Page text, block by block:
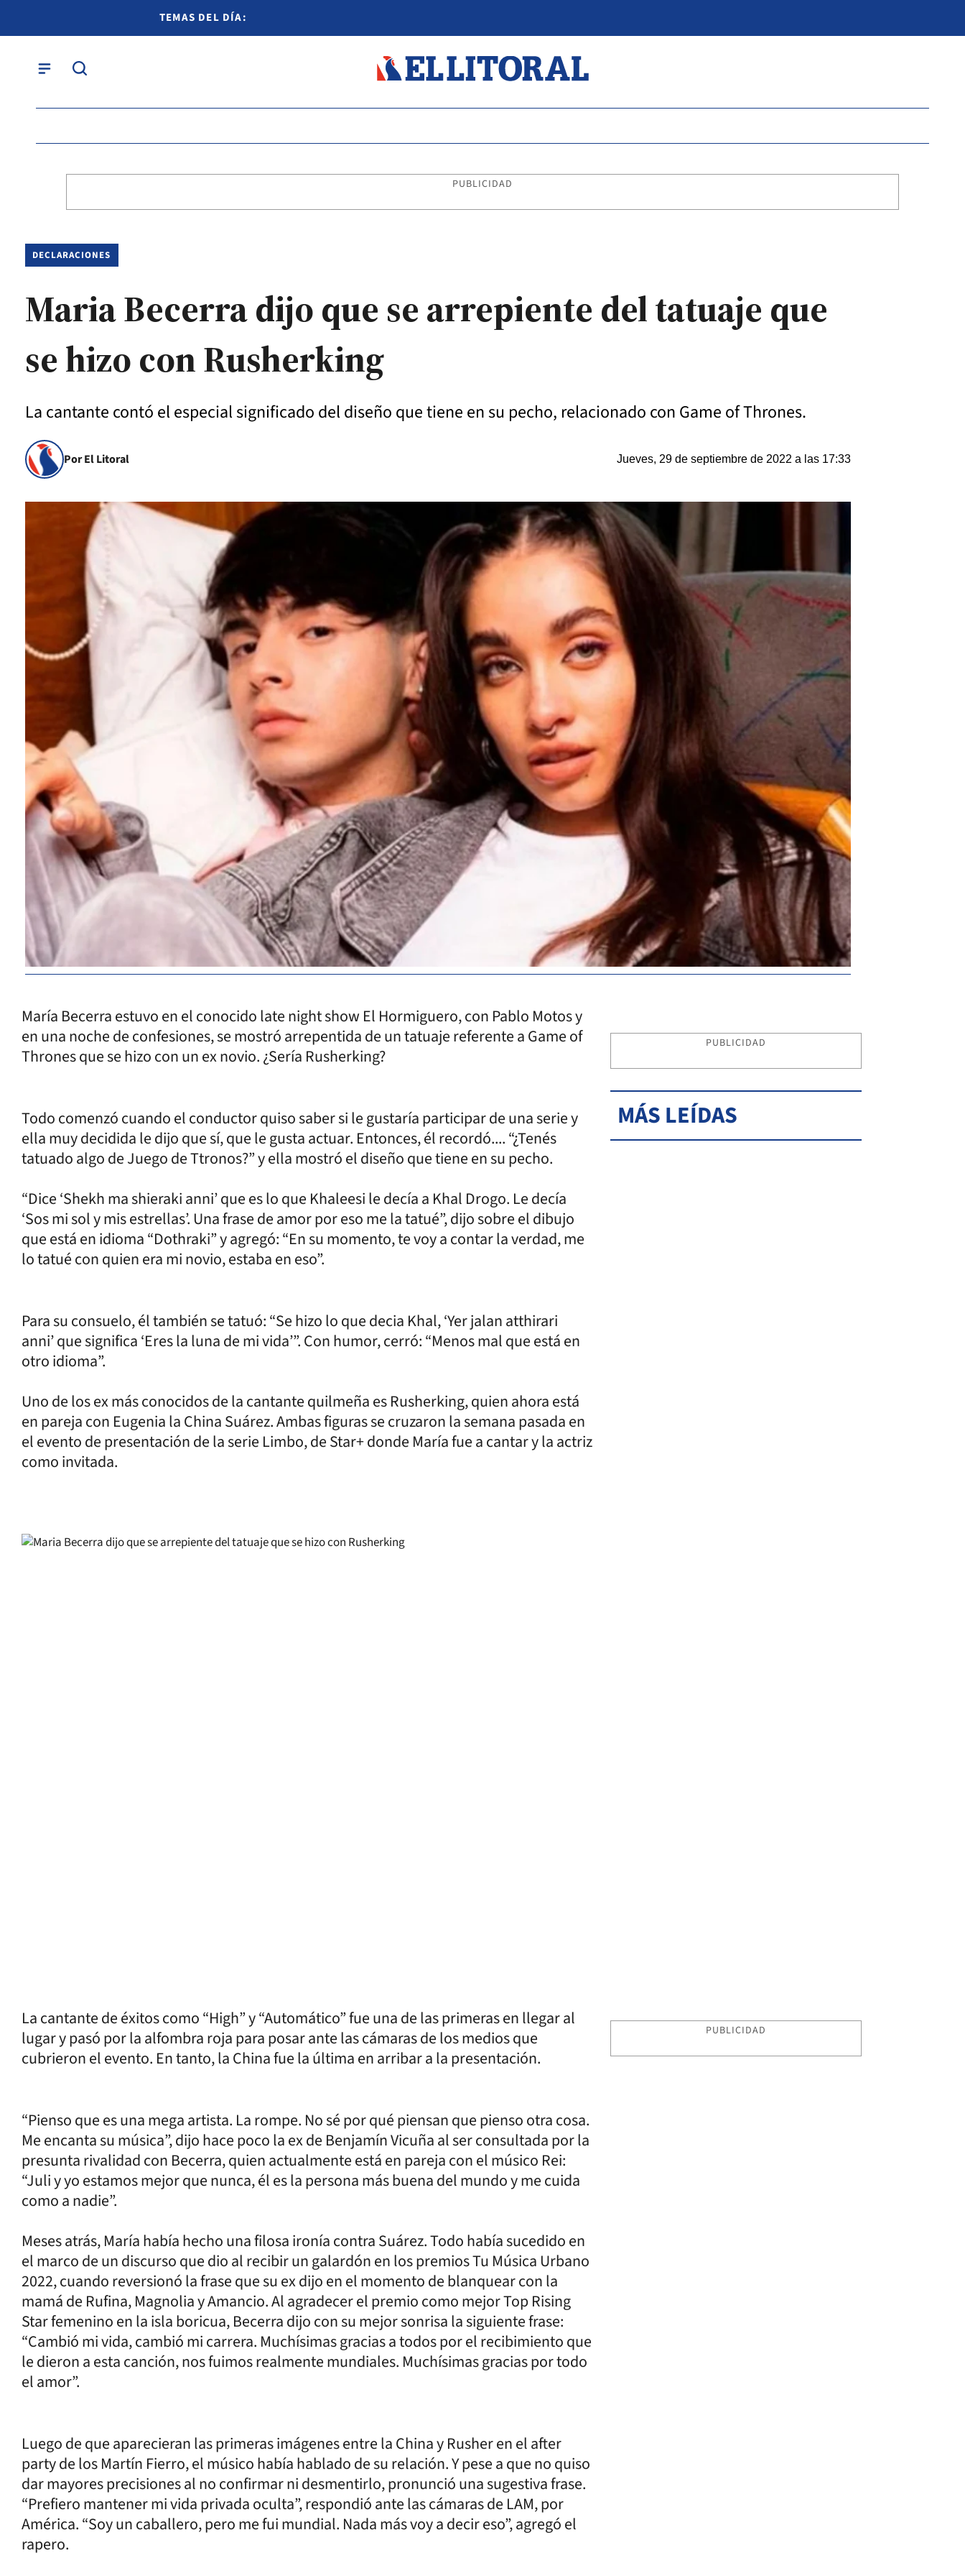
TEMAS DEL DÍA:
PUBLICIDAD
DECLARACIONES
Maria Becerra dijo que se arrepiente del tatuaje que
se hizo con Rusherking
La cantante contó el especial significado del diseño que tiene en su pecho, relacionado con Game of Thrones.
Por El Litoral Jueves, 29 de septiembre de 2022 a las 17:33
María Becerra estuvo en el conocido late night show El Hormiguero, con Pablo Motos y
en una noche de confesiones, se mostró arrepentida de un tatuaje referente a Game of
Thrones que se hizo con un ex novio. ¿Sería Rusherking?
Todo comenzó cuando el conductor quiso saber si le gustaría participar de una serie y
ella muy decidida le dijo que sí, que le gusta actuar. Entonces, él recordó.... “¿Tenés
tatuado algo de Juego de Ttronos?” y ella mostró el diseño que tiene en su pecho.
“Dice ‘Shekh ma shieraki anni’ que es lo que Khaleesi le decía a Khal Drogo. Le decía
‘Sos mi sol y mis estrellas’. Una frase de amor por eso me la tatué”, dijo sobre el dibujo
que está en idioma “Dothraki” y agregó: “En su momento, te voy a contar la verdad, me
lo tatué con quien era mi novio, estaba en eso”.
Para su consuelo, él también se tatuó: “Se hizo lo que decia Khal, ‘Yer jalan atthirari
anni’ que significa ‘Eres la luna de mi vida’”. Con humor, cerró: “Menos mal que está en
otro idioma”.
Uno de los ex más conocidos de la cantante quilmeña es Rusherking, quien ahora está
en pareja con Eugenia la China Suárez. Ambas figuras se cruzaron la semana pasada en
el evento de presentación de la serie Limbo, de Star+ donde María fue a cantar y la actriz
como invitada.
La cantante de éxitos como “High” y “Automático” fue una de las primeras en llegar al
lugar y pasó por la alfombra roja para posar ante las cámaras de los medios que
cubrieron el evento. En tanto, la China fue la última en arribar a la presentación.
“Pienso que es una mega artista. La rompe. No sé por qué piensan que pienso otra cosa.
Me encanta su música”, dijo hace poco la ex de Benjamín Vicuña al ser consultada por la
presunta rivalidad con Becerra, quien actualmente está en pareja con el músico Rei:
“Juli y yo estamos mejor que nunca, él es la persona más buena del mundo y me cuida
como a nadie”.
Meses atrás, María había hecho una filosa ironía contra Suárez. Todo había sucedido en
el marco de un discurso que dio al recibir un galardón en los premios Tu Música Urbano
2022, cuando reversionó la frase que su ex dijo en el momento de blanquear con la
mamá de Rufina, Magnolia y Amancio. Al agradecer el premio como mejor Top Rising
Star femenino en la isla boricua, Becerra dijo con su mejor sonrisa la siguiente frase:
“Cambió mi vida, cambió mi carrera. Muchísimas gracias a todos por el recibimiento que
le dieron a esta canción, nos fuimos realmente mundiales. Muchísimas gracias por todo
el amor”.
Luego de que aparecieran las primeras imágenes entre la China y Rusher en el after
party de los Martín Fierro, el músico había hablado de su relación. Y pese a que no quiso
dar mayores precisiones al no confirmar ni desmentirlo, pronunció una sugestiva frase.
“Prefiero mantener mi vida privada oculta”, respondió ante las cámaras de LAM, por
América. “Soy un caballero, pero me fui mundial. Nada más voy a decir eso”, agregó el
rapero.
PUBLICIDAD
MÁS LEÍDAS
PUBLICIDAD